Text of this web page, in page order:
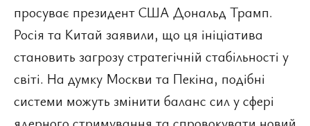
просуває президент США Дональд Трамп.
Росія та Китай заявили, що ця ініціатива
становить загрозу стратегічній стабільності у
світі. На думку Москви та Пекіна, подібні
системи можуть змінити баланс сил у сфері